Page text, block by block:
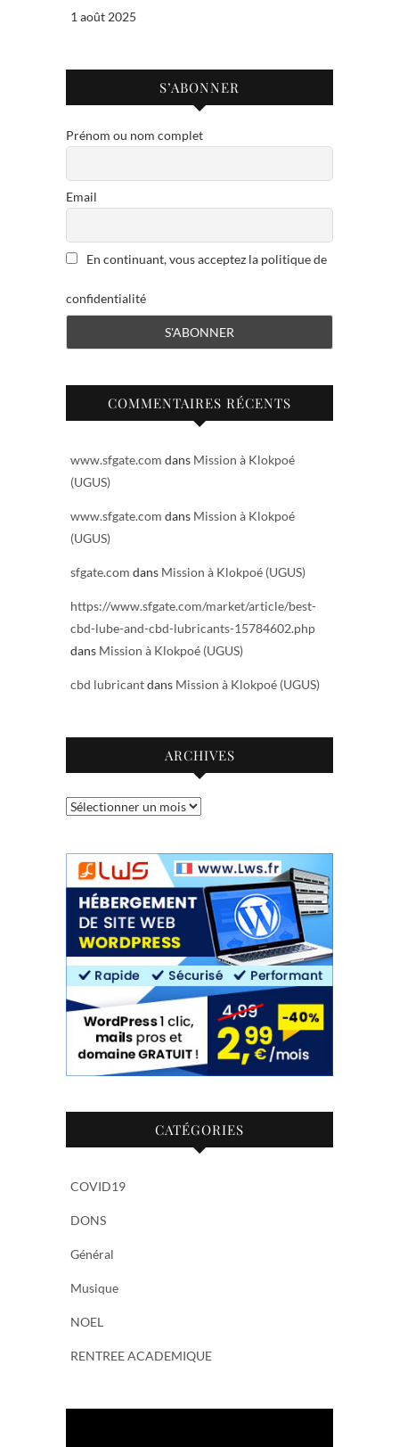
1 août 2025
S’ABONNER
Prénom ou nom complet
Email
En continuant, vous acceptez la politique de
confidentialité
COMMENTAIRES RÉCENTS
www.sfgate.com dans Mission à Klokpoé
(UGUS)
www.sfgate.com dans Mission à Klokpoé
(UGUS)
sfgate.com dans Mission à Klokpoé (UGUS)
https://www.sfgate.com/market/article/best-
cbd-lube-and-cbd-lubricants-15784602.php
dans Mission à Klokpoé (UGUS)
cbd lubricantdans Mission à Klokpoé (UGUS)
ARCHIVES
Archives
CATÉGORIES
COVID19
DONS
Général
Musique
NOEL
RENTREE ACADEMIQUE